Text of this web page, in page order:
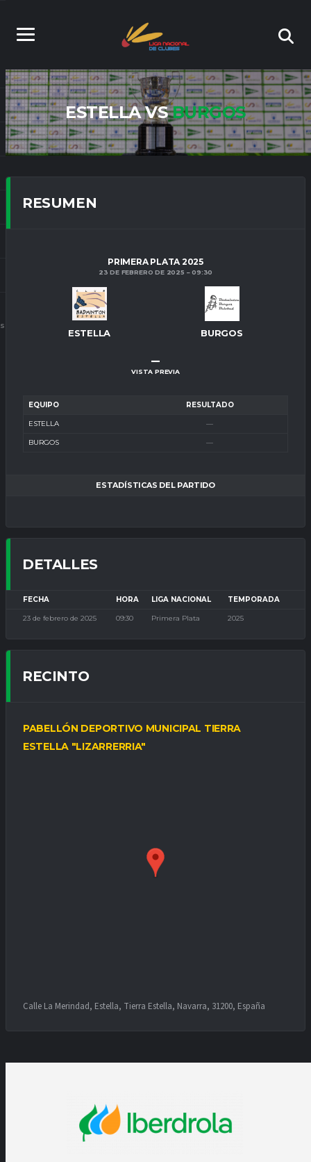
ESTELLA VSBURGOS
RESUMEN
PRIMERA PLATA 2025
23 DE FEBRERO DE 2025 09:30
ESTELLA BURGOS
–
VISTA PREVIA
EQUIPO RESULTADO
ESTELLA —
BURGOS —
ESTADÍSTICAS DEL PARTIDO
DETALLES
FECHA HORA LIGA NACIONAL TEMPORADA
23 de febrero de 2025 09:30 Primera Plata 2025
RECINTO
PABELLÓN DEPORTIVO MUNICIPAL TIERRA
ESTELLA "LIZARRERRIA"
Calle La Merindad, Estella, Tierra Estella, Navarra, 31200, España